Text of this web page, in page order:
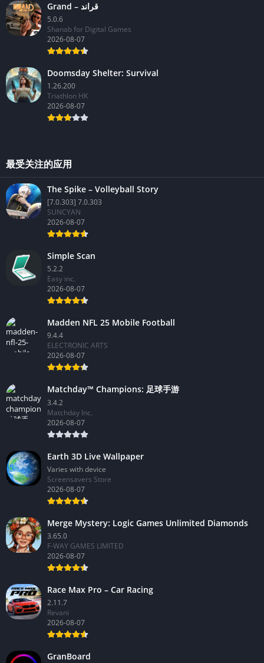
Grand – قراند
5.0.6
Shanab for Digital Games
2026-08-07
Doomsday Shelter: Survival
1.26.200
Triathlon HK
2026-08-07
最受关注的应用
The Spike – Volleyball Story
[7.0.303] 7.0.303
SUNCYAN
2026-08-07
Simple Scan
5.2.2
Easy inc.
2026-08-07
Madden NFL 25 Mobile Football
9.4.4
ELECTRONIC ARTS
2026-08-07
Matchday™ Champions: 足球手游
3.4.2
Matchday Inc.
2026-08-07
Earth 3D Live Wallpaper
Varies with device
Screensavers Store
2026-08-07
Merge Mystery: Logic Games Unlimited Diamonds
3.65.0
F-WAY GAMES LIMITED
2026-08-07
Race Max Pro – Car Racing
2.11.7
Revani
2026-08-07
GranBoard